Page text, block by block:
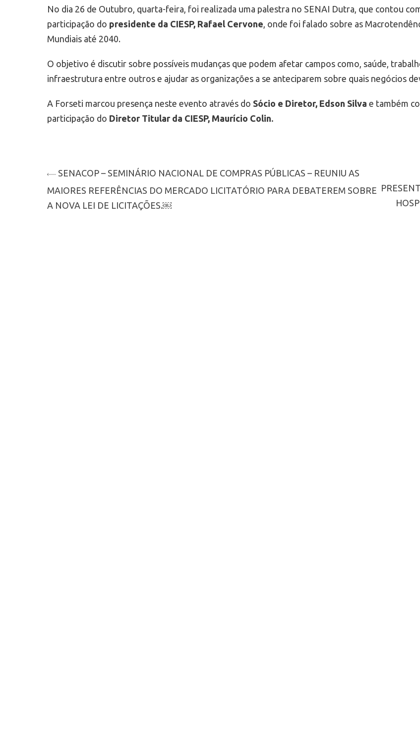
No dia 26 de Outubro, quarta-feira, foi realizada uma palestra no SENAI Dutra, que contou
participação do presidente da CIESP, Rafael Cervone , onde foi falado sobre as
Mundiais até 2040.
O objetivo é discutir sobre possíveis mudanças que podem afetar campos como, saúde,
infraestrutura entre outros e ajudar as organizações a se anteciparem sobre quais negócios
A Forseti marcou presença neste evento através do Sócio e Diretor, Edson Silva e também
participação do Diretor Titular da CIESP, Maurício Colin.
SENACOP – SEMINÁRIO NACIONAL DE COMPRAS PÚBLICAS – REUNIU AS
MAIORES REFERÊNCIAS DO MERCADO LICITATÓRIO PARA DEBATEREM SOBRE
A NOVA LEI DE LICITAÇÕES.￼